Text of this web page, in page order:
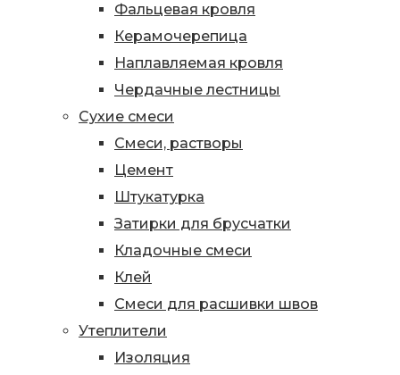
Фальцевая кровля
Керамочерепица
Наплавляемая кровля
Чердачные лестницы
Сухие смеси
Смеси, растворы
Цемент
Штукатурка
Затирки для брусчатки
Кладочные смеси
Клей
Смеси для расшивки швов
Утеплители
Изоляция